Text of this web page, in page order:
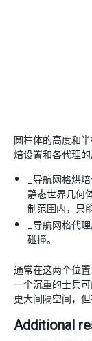
圆柱体的高度和
焙设置和各代理的
_导航网格烘
静态世界几何
制范围内，只
_导航网格代
碰撞。
通常在这两个位
一个沉重的士兵
更大间隔空间，
Additional